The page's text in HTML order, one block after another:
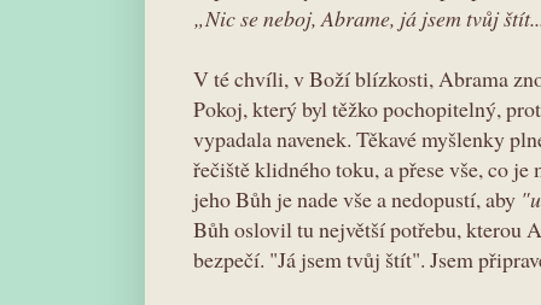
„Nic se neboj, Abrame, já jsem tvůj
V té chvíli, v Boží blízkosti, Abrama
Pokoj, který byl těžko pochopitelný,
vypadala navenek. Těkavé myšlenky
řečiště klidného toku, a přese vše, co
jeho Bůh je nade vše a nedopustí, aby
Bůh oslovil tu největší potřebu, kterou
bezpečí. "Já jsem tvůj štít". Jsem